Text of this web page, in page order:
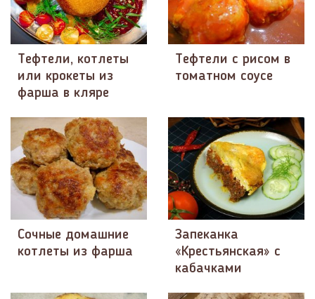
Тефтели, котлеты
или крокеты из
фарша в кляре
Тефтели с рисом в
томатном соусе
Сочные домашние
котлеты из фарша
Запеканка
«Крестьянская» с
кабачками